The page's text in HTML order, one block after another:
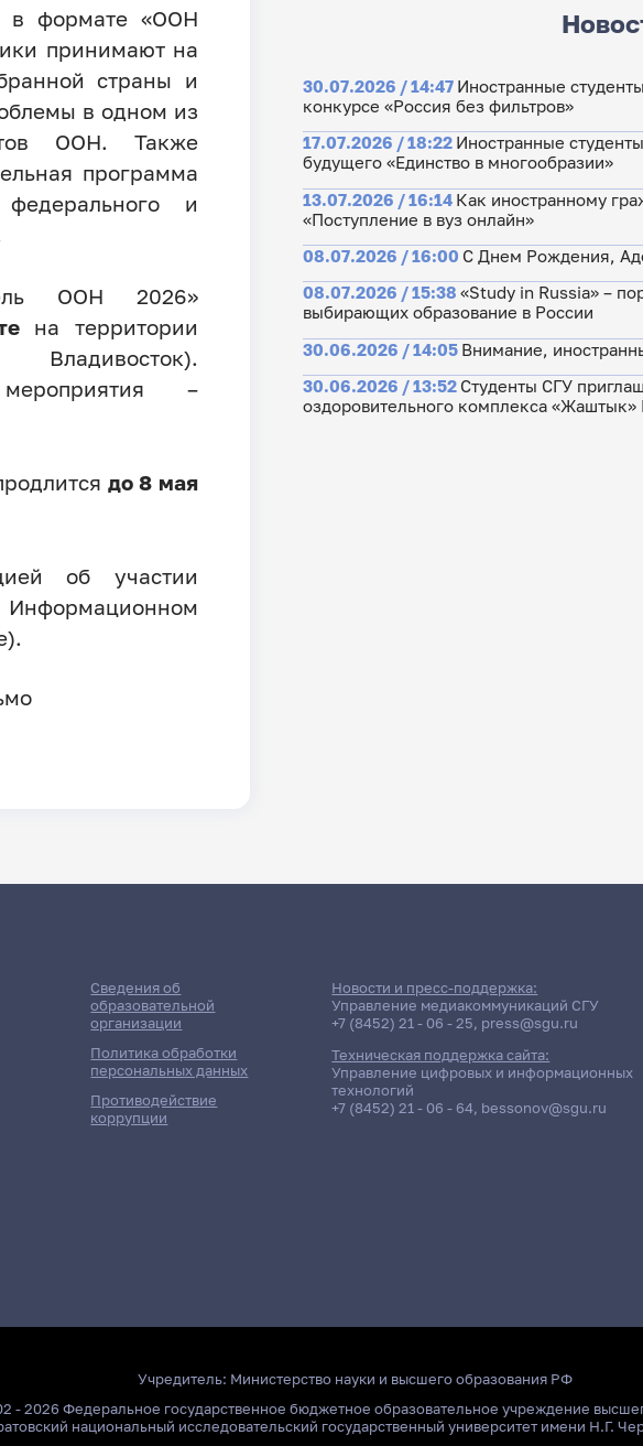
в формате «ООН
принимают на
страны и
в одном из
ООН. Также
программа
и
ООН 2026»
на территории
–
до 8 мая
об участии
30.07.2026 / 14:47 Иностранные
конкурсе «Россия без фильтров»
17.07.2026 / 18:22 Иностранные
будущего «Единство в многообразии»
13.07.2026 / 16:14 Как иностранному
«Поступление в вуз онлайн»
08.07.2026 / 16:00 С Днем Рождения,
08.07.2026 / 15:38 «Study in Russia» –
выбирающих образование в России
30.06.2026 / 14:05 Внимание,
30.06.2026 / 13:52 Студенты СГУ
оздоровительного комплекса
Сведения об
образовательной
организации
Политика обработки
персональных данных
Противодействие
коррупции
Новости и пресс-поддержка:
Управление медиакоммуникаций СГУ
+7 (8452) 21 - 06 - 25, press@sgu.ru
Техническая поддержка сайта:
Управление цифровых и информационных
технологий
+7 (8452) 21 - 06 - 64, bessonov@sgu.ru
Учредитель: Министерство науки и высшего образования РФ
- 2026 Федеральное государственное бюджетное образовательное учреждение
национальный исследовательский государственный университет имени Н.Г.